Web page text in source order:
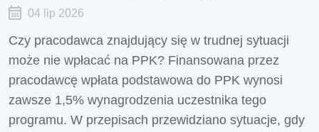
04 lip 2026
Czy pracodawca znajdujący się w trudnej sytuacji
może nie wpłacać na PPK? Finansowana przez
pracodawcę wpłata podstawowa do PPK wynosi
zawsze 1,5% wynagrodzenia uczestnika tego
programu. W przepisach przewidziano sytuacje, gdy